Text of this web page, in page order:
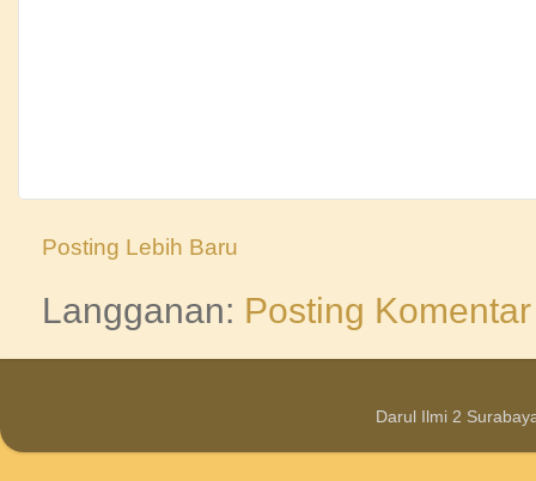
Posting Lebih Baru
Langganan: Posting
Darul Ilmi 2